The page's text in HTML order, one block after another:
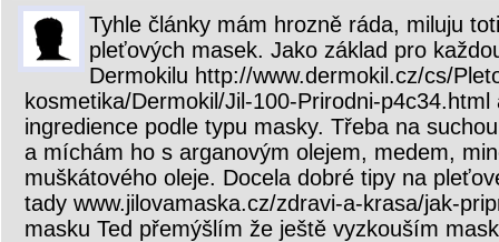
Tyhle články mám hrozně ráda, miluju
pleťových masek. Jako základ pro
Dermokilu http://www.dermokil.cz/cs/
kosmetika/Dermokil/Jil-100-Prirodni-
ingredience podle typu masky. Třeba na
a míchám ho s arganovým olejem, medem,
muškátového oleje. Docela dobré tipy na
tady www.jilovamaska.cz/zdravi-a-krasa/jak-
masku Ted přemýšlím že ještě vyzkouším